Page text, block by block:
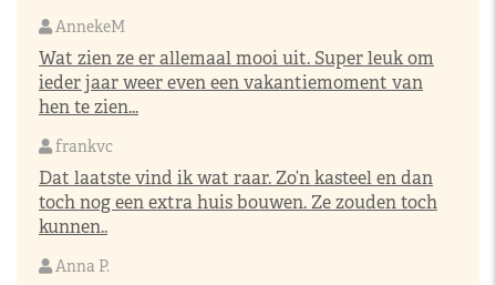
AnnekeM
Wat zien ze er allemaal mooi uit. Super leuk om
ieder jaar weer even een vakantiemoment van
hen te zien...
frankvc
Dat laatste vind ik wat raar. Zo’n kasteel en dan
toch nog een extra huis bouwen. Ze zouden toch
kunnen..
Anna P.